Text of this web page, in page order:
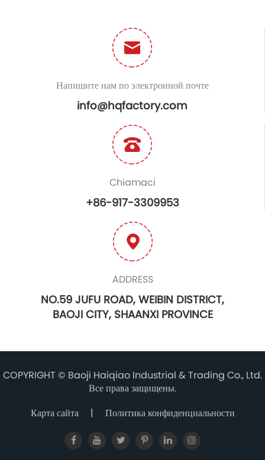
Напишите нам по электронной почте
info@hqfactory.com
Chiamaci
+86-917-3309953
ADDRESS
NO.59 JUFU ROAD, WEIBIN DISTRICT,
BAOJI CITY, SHAANXI PROVINCE
COPYRIGHT © Baoji Haiqiao Industrial & Trading Co., Ltd.
Все права защищены.
Карта сайта| Политика конфиденциальности